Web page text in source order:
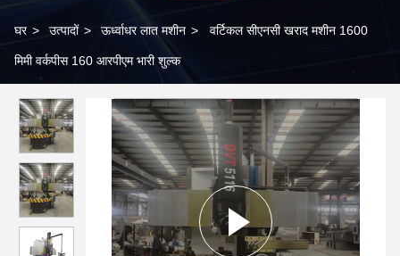
घर > उत्पादों > ऊर्ध्वाधर लात मशीन > वर्टिकल सीएनसी खराद मशीन 1600
मिमी वर्कपीस 160 आरपीएम भारी शुल्क